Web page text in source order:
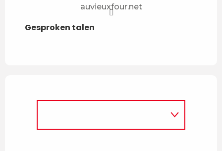
auvieuxfour.net
Gesproken talen
Gesproken talen